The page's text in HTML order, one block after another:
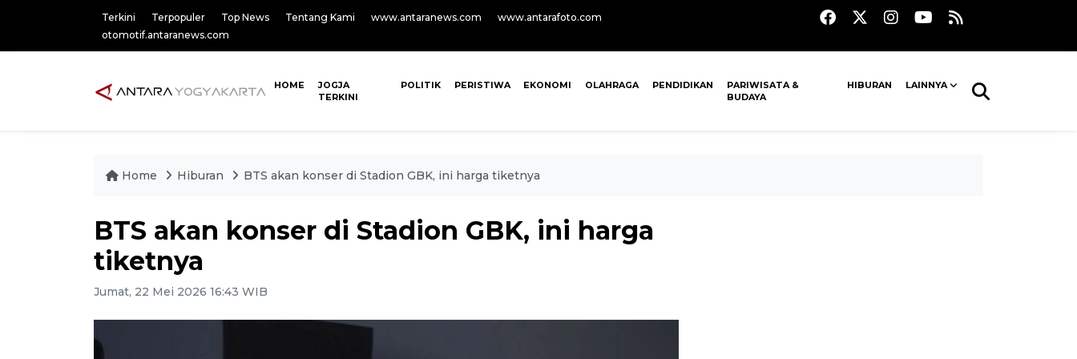
Terkini Terpopuler Top News Tentang Kami www.antaranews.com
www.antarafoto.com
otomotif.antaranews.com
HOME
JOGJA
TERKINI
POLITIK PERISTIWA EKONOMI OLAHRAGA PENDIDIKAN
PARIWISATA &
BUDAYA
HIBURAN LAINNYA
Home Hiburan BTS akan konser di Stadion GBK, ini harga tiketnya
BTS akan konser di Stadion GBK, ini harga
tiketnya
Jumat, 22 Mei 2026 16:43 WIB